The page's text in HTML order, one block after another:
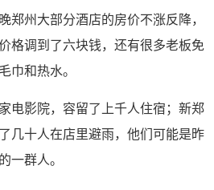
郑州大部分酒店的房价不涨反降，
格调到了六块钱，还有很多老板免
巾和热水。
电影院，容留了上千人住宿；新郑
几十人在店里避雨，他们可能是昨
一群人。